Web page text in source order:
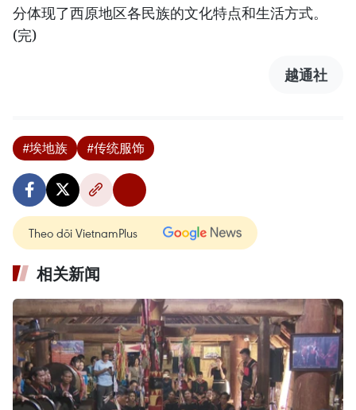
分体现了西原地区各民族的文化特点和生活方式。
(完)
越通社
#埃地族 #传统服饰
Theo dõi VietnamPlus
相关新闻